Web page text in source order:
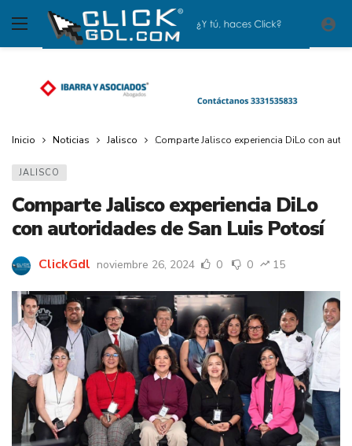
Inicio Noticias Jalisco Comparte Jalisco experiencia DiLo con
JALISCO
Comparte Jalisco experiencia DiLo
con autoridades de San Luis Potosí
ClickGdl noviembre 26, 2024 0 0 15